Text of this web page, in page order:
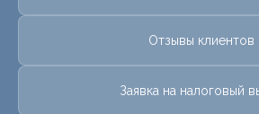
Отзывы клиентов
Заявка на налоговый